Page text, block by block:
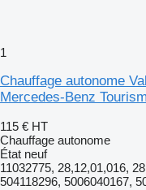
1
Chauffage autonome
Mercedes-Benz
115 € HT
Chauffage autonome
État neuf
11032775, 28,12,01,016,
504118296, 5006040167,